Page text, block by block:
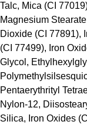
Talc, Mica (CI
Magnesium
Dioxide (CI 77891),
(CI 77499), Iron
Glycol,
Pentaerythrityl
Nylon-12,
Silica, Iron Oxides